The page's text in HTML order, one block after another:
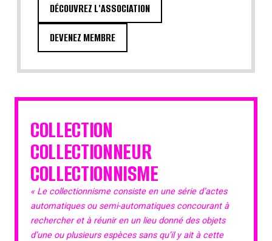
DÉCOUVREZ L'ASSOCIATION
DEVENEZ MEMBRE
COLLECTION
COLLECTIONNEUR
COLLECTIONNISME
« Le collectionnisme consiste en une série d’actes
automatiques ou semi-automatiques concourant à
rechercher et à réunir en un lieu donné des objets
d’une ou plusieurs espèces sans qu’il y ait à cette